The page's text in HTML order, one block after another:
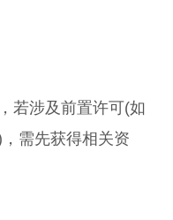
若涉及前置许可(如
需先获得相关资